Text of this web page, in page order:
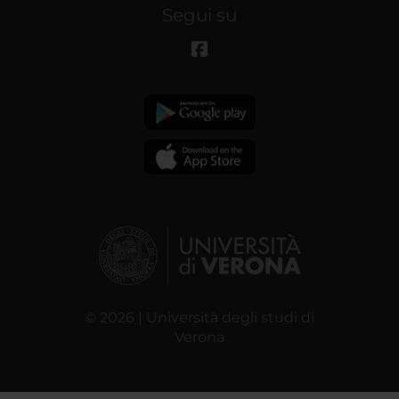
Segui su
© 2026 | Università degli studi di
Verona